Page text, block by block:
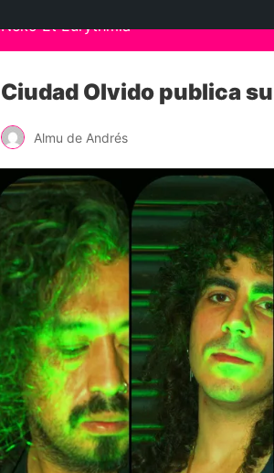
Neko Et Eurythmia
Ciudad Olvido publica
Almu de Andrés